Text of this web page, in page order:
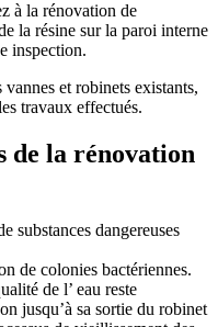
à la rénovation de
la résine sur la paroi interne
inspection.
et robinets existants,
travaux effectués.
de la rénovation
substances dangereuses
de colonies bactériennes.
de l’ eau reste
jusqu’à sa sortie du robinet